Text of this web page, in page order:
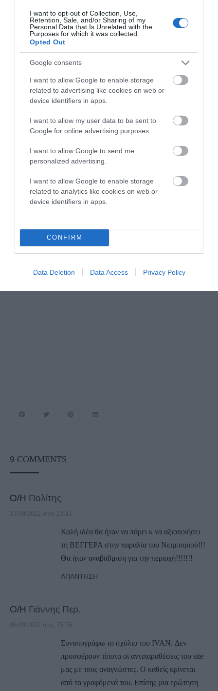
I want to opt-out of Collection, Use,
Retention, Sale, and/or Sharing of my
Personal Data that Is Unrelated with the
Purposes for which it was collected.
Opted Out
Google consents
I want to allow Google to enable storage
related to advertising like cookies on web or
device identifiers in apps.
I want to allow my user data to be sent to
Google for online advertising purposes.
I want to allow Google to send me
personalized advertising.
I want to allow Google to enable storage
related to analytics like cookies on web or
device identifiers in apps.
CONFIRM
Data Deletion Data Access Privacy Policy
καράβια του να συμβάλει και στις μεταφορές του
νησιού. Όπως και να το κάνουμε ο Δημήτρης και ο
αδελφός του Γιώργος είναι από τους ελάχιστους που
επενδύουν στο νησί τόσο με έργα όσο και
επιχειρηματικά σε μια προσπάθεια να δώσουν ώθηση
στο νησι τους…
9 COMMENTS
Ο/Η Πολίτης
13/09/2022 στις 23:41
Καλή ιδέα θα ήταν να πάρει κ να αξιοποιήσει
τη ΒΕΓΓΕΡΑ στην παραλία του Νειμποριού!!!
Θα ήταν αναβάθμιση για την περιοχή!!!!!!!
ΑΠΆΝΤΗΣΗ
Ο/Η Γιάννης Περ.
06/09/2022 στις 15:56
Συνυπογράφω το σχόλιο του IVAN. Δεν
προσφέρουν τίποτα οι αντιπαραθέσεις του site
μας με τους αναγνώστες. Ο καθείς κρίνεται
από τα γραφόμενά του. Επίσης μια ερώτηση